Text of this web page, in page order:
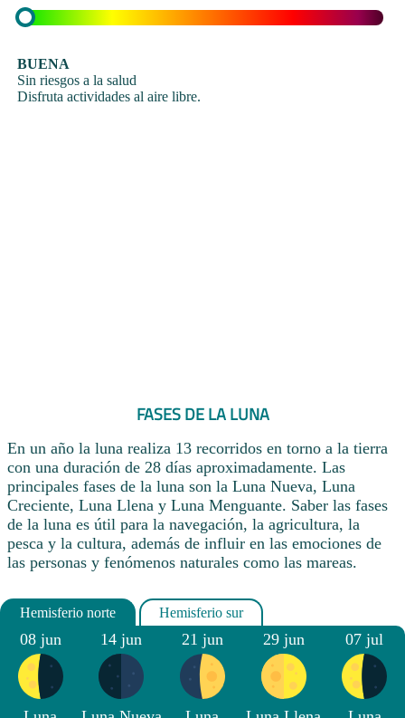
BUENA
Sin riesgos a la salud
Disfruta actividades al aire libre.
FASES DE LA LUNA
En un año la luna realiza 13 recorridos en torno a la tierra
con una duración de 28 días aproximadamente. Las
principales fases de la luna son la Luna Nueva, Luna
Creciente, Luna Llena y Luna Menguante. Saber las fases
de la luna es útil para la navegación, la agricultura, la
pesca y la cultura, además de influir en las emociones de
las personas y fenómenos naturales como las mareas.
08 jun 14 jun 21 jun 29 jun 07 jul